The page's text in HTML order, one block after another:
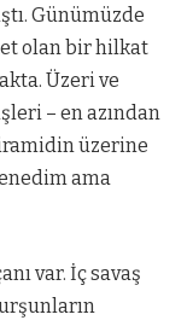
Günümüzde
olan bir hilkat
Üzeri ve
– en azından
üzerine
ama
var. İç savaş